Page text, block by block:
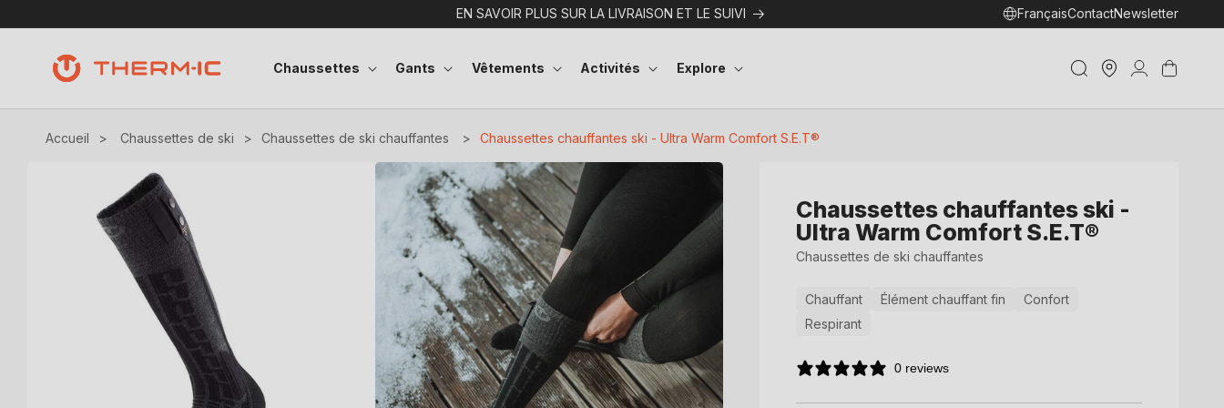
EN SAVOIR PLUS SUR LA LIVRAISON ET LE SUIVI FrançaisContactNewsletter
Chaussettes Gants Vêtements Activités Explore
Trouver
un shop
Connexion
Panier
Accueil > Chaussettes de ski > Chaussettes de ski chauffantes > Chaussettes chauffantes ski - Ultra Warm Comfort S.E.T®
Passer aux informations produits
Chaussettes chauffantes ski -
Ultra Warm Comfort S.E.T®
Chaussettes de ski chauffantes
Chauffant Élément chauffant fin
Confort
Respirant
0 reviews